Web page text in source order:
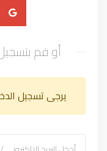
أو قم
يرجى تسجيل